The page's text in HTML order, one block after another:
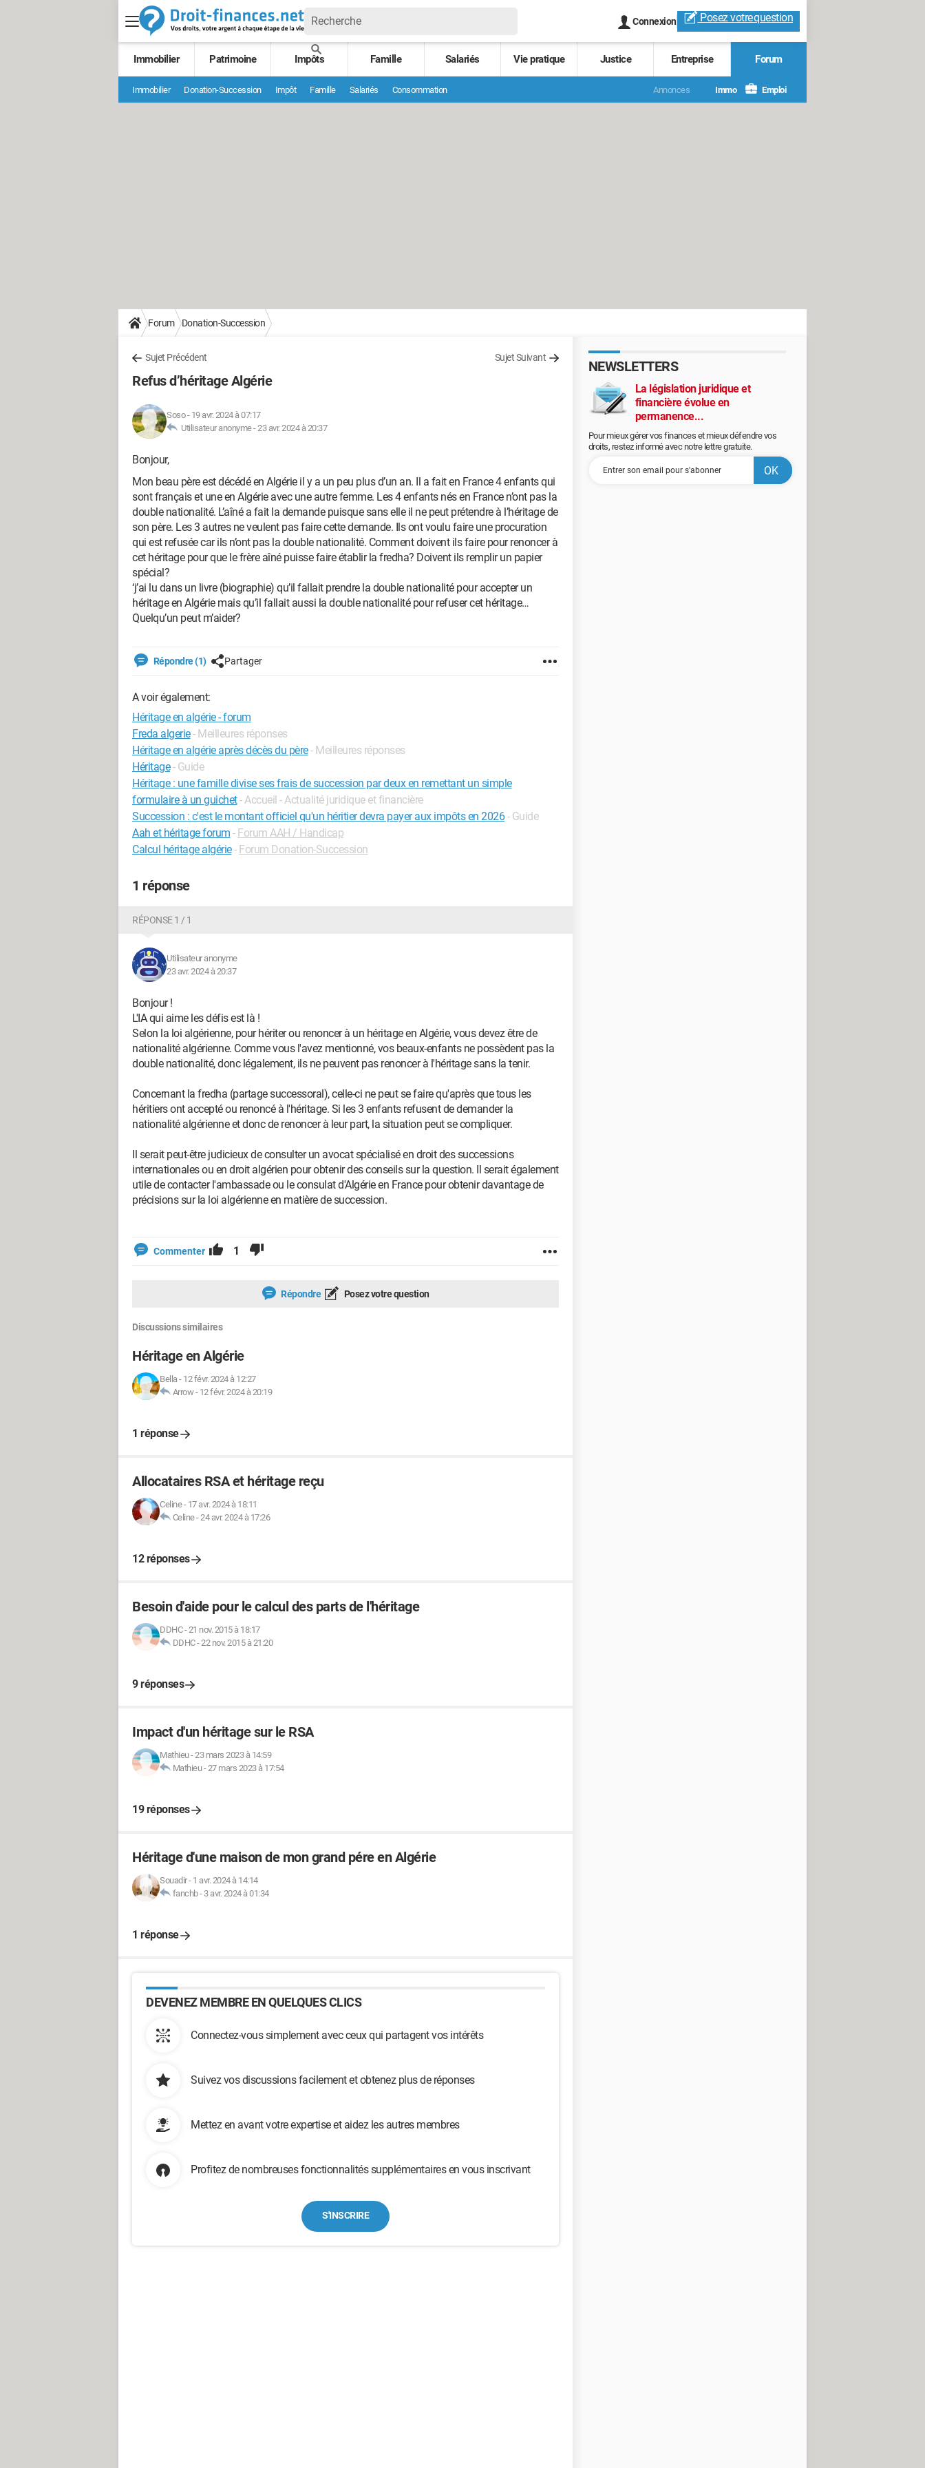
Connexion Posez votrequestion
Immobilier Patrimoine Impôts Famille Salariés Vie pratique Justice Entreprise Forum
Immobilier Donation-Succession Impôt Famille Salariés Consommation Annonces Immo Emploi
Forum Donation-Succession
Sujet Précédent Sujet Suivant
Refus d’héritage Algérie
Soso- 19 avr. 2024 à 07:17
Utilisateur anonyme -23 avr. 2024 à 20:37
Bonjour,
Mon beau père est décédé en Algérie il y a un peu plus d’un an. Il a fait en France 4 enfants qui
sont français et une en Algérie avec une autre femme. Les 4 enfants nés en France n’ont pas la
double nationalité. L’aîné a fait la demande puisque sans elle il ne peut prétendre à l’héritage de
son père. Les 3 autres ne veulent pas faire cette demande. Ils ont voulu faire une procuration
qui est refusée car ils n’ont pas la double nationalité. Comment doivent ils faire pour renoncer à
cet héritage pour que le frère aîné puisse faire établir la fredha? Doivent ils remplir un papier
spécial?
‘j’ai lu dans un livre (biographie) qu’il fallait prendre la double nationalité pour accepter un
héritage en Algérie mais qu’il fallait aussi la double nationalité pour refuser cet héritage…
Quelqu’un peut m’aider?
Répondre (1) Partager
A voir également:
Héritage en algérie - forum
Freda algerie- Meilleures réponses
Héritage en algérie après décès du père- Meilleures réponses
Héritage - Guide
Héritage : une famille divise ses frais de succession par deux en remettant un simple
formulaire à un guichet- Accueil - Actualité juridique et financière
Succession : c'est le montant officiel qu'un héritier devra payer aux impôts en 2026 - Guide
Aah et héritage forum - Forum AAH / Handicap
Calcul héritage algérie- Forum Donation-Succession
1 réponse
RÉPONSE 1 / 1
Utilisateur anonyme
23 avr. 2024 à 20:37
Bonjour !
L'IA qui aime les défis est là !
Selon la loi algérienne, pour hériter ou renoncer à un héritage en Algérie, vous devez être de
nationalité algérienne. Comme vous l'avez mentionné, vos beaux-enfants ne possèdent pas la
double nationalité, donc légalement, ils ne peuvent pas renoncer à l'héritage sans la tenir.
Concernant la fredha (partage successoral), celle-ci ne peut se faire qu'après que tous les
héritiers ont accepté ou renoncé à l'héritage. Si les 3 enfants refusent de demander la
nationalité algérienne et donc de renoncer à leur part, la situation peut se compliquer.
Il serait peut-être judicieux de consulter un avocat spécialisé en droit des successions
internationales ou en droit algérien pour obtenir des conseils sur la question. Il serait également
utile de contacter l'ambassade ou le consulat d'Algérie en France pour obtenir davantage de
précisions sur la loi algérienne en matière de succession.
Commenter 1
Répondre Posez votre question
Discussions similaires
Héritage en Algérie
Bella- 12 févr. 2024 à 12:27
Arrow- 12 févr. 2024 à 20:19
1 réponse
Allocataires RSA et héritage reçu
Celine- 17 avr. 2024 à 18:11
Celine-24 avr. 2024 à 17:26
12 réponses
Besoin d'aide pour le calcul des parts de l'héritage
DDHC-21 nov. 2015 à 18:17
DDHC-22 nov. 2015 à 21:20
9 réponses
Impact d'un héritage sur le RSA
Mathieu-23 mars 2023 à 14:59
Mathieu-27 mars 2023 à 17:54
19 réponses
Héritage d'une maison de mon grand pére en Algérie
Souadir- 1 avr. 2024 à 14:14
fanchb- 3 avr. 2024 à 01:34
1 réponse
DEVENEZ MEMBRE EN QUELQUES CLICS
Connectez-vous simplement avec ceux qui partagent vos intérêts
Suivez vos discussions facilement et obtenez plus de réponses
Mettez en avant votre expertise et aidez les autres membres
Profitez de nombreuses fonctionnalités supplémentaires en vous inscrivant
S'INSCRIRE
NEWSLETTERS
La législation juridique et
financière évolue en
permanence...
Pour mieux gérer vos finances et mieux défendre vos
droits, restez informé avec notre lettre gratuite.